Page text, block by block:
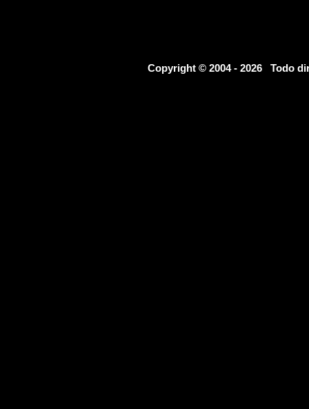
Copyright © 2004 - 2026 Todo